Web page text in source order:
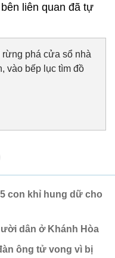
liên quan đã tự
rừng phá cửa sổ nhà
vào bếp lục tìm đồ
con khỉ hung dữ cho
dân ở Khánh Hòa
ông tử vong vì bị